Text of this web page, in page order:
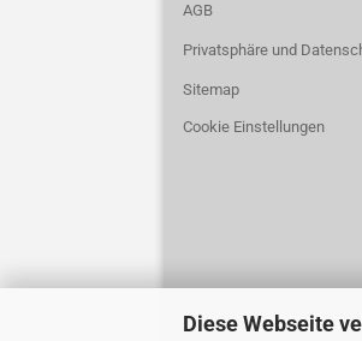
Diese Webseite
AGB
Privatsphäre und
Sitemap
Cookie Einstellungen